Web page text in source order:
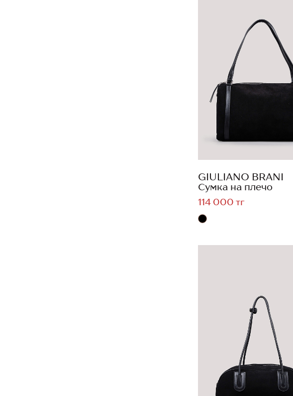
GIULIANO BRANI
Сумка на плечо
114 000 тг